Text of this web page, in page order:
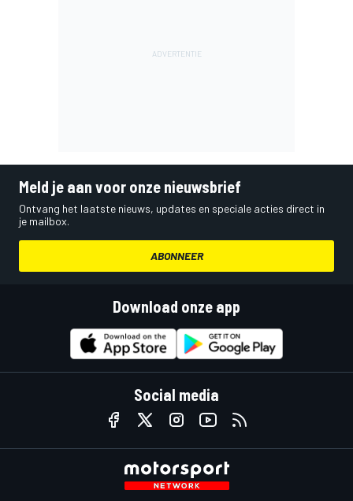
Meld je aan voor onze nieuwsbrief
Ontvang het laatste nieuws, updates en speciale acties direct in
je mailbox.
ABONNEER
Download onze app
Social media